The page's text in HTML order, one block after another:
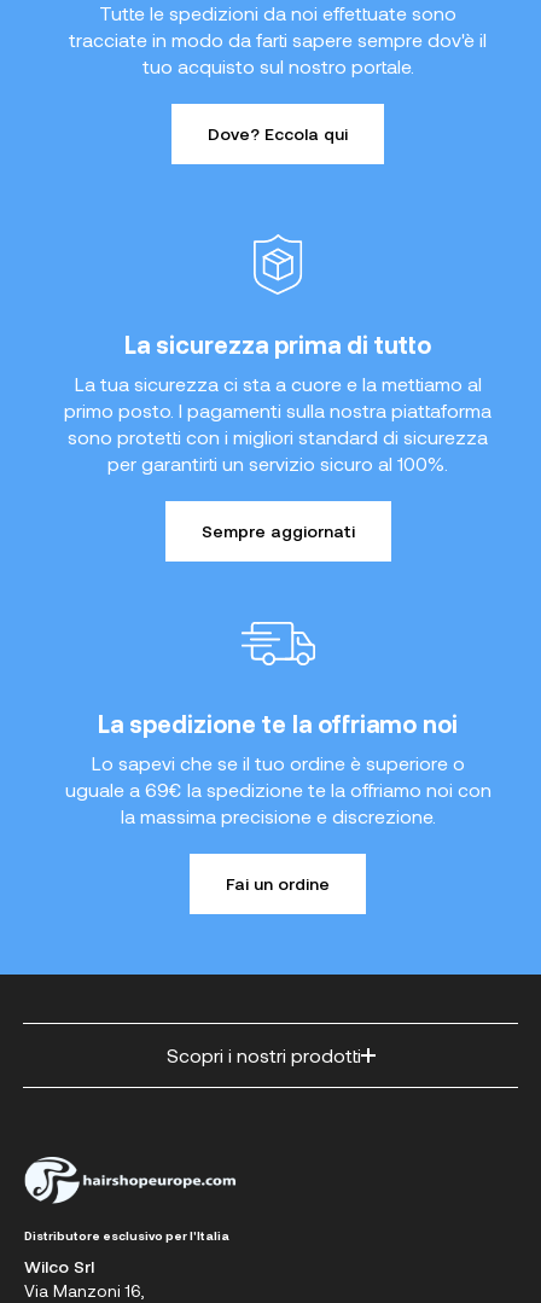
Tutte le spedizioni da noi effettuate sono
tracciate in modo da farti sapere sempre dov'è il
tuo acquisto sul nostro portale.
Dove? Eccola qui
La sicurezza prima di tutto
La tua sicurezza ci sta a cuore e la mettiamo al
primo posto. I pagamenti sulla nostra piattaforma
sono protetti con i migliori standard di sicurezza
per garantirti un servizio sicuro al 100%.
Sempre aggiornati
La spedizione te la offriamo noi
Lo sapevi che se il tuo ordine è superiore o
uguale a 69€ la spedizione te la offriamo noi con
la massima precisione e discrezione.
Fai un ordine
Scopri i nostri prodotti
Distributore esclusivo per l'Italia
Wilco Srl
Via Manzoni 16,